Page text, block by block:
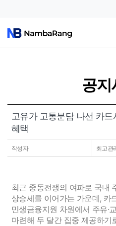
팔고
공지사항
이용후기
공지
고유가 고통분담 나선 카
혜택
작성자 최고관
최근 중동전쟁의 여파로 국내
상승세를 이어가는 가운데, 카
민생금융지원 차원에서 주유·
마련해 두 달간 집중 제공하기